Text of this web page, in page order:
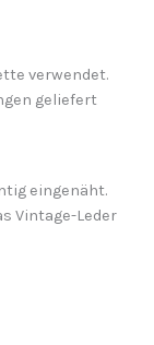
verwendet.
geliefert
eingenäht.
Vintage-Leder